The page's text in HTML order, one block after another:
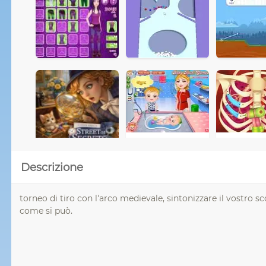
Descrizione
torneo di tiro con l'arco medievale, sintonizzare il vostro
come si può.